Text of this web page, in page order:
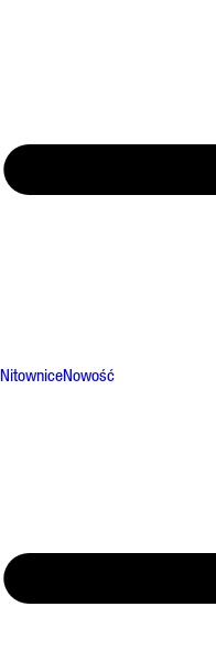
NitowniceNowość